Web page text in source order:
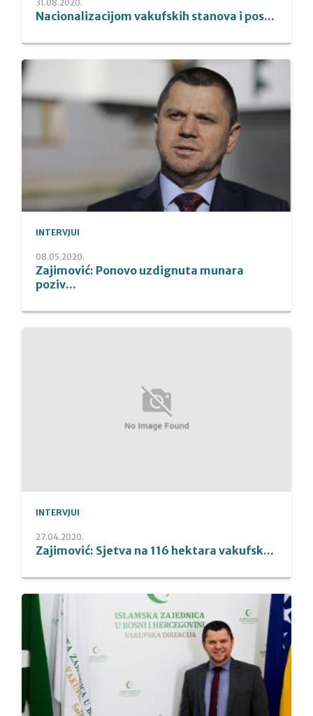
31.08.2020.
Nacionalizacijom vakufskih stanova i pos...
INTERVJUI
08.05.2020.
Zajimović: Ponovo uzdignuta munara
poziv...
INTERVJUI
27.04.2020.
Zajimović: Sjetva na 116 hektara vakufsk...